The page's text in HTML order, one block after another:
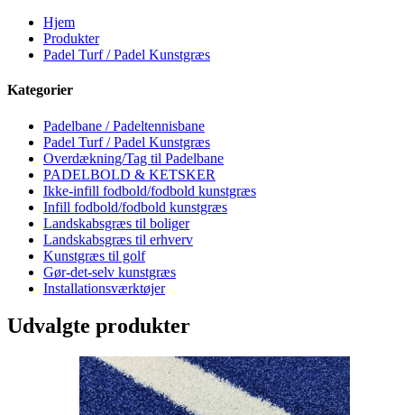
Hjem
Produkter
Padel Turf / Padel Kunstgræs
Kategorier
Padelbane / Padeltennisbane
Padel Turf / Padel Kunstgræs
Overdækning/Tag til Padelbane
PADELBOLD & KETSKER
Ikke-infill fodbold/fodbold kunstgræs
Infill fodbold/fodbold kunstgræs
Landskabsgræs til boliger
Landskabsgræs til erhverv
Kunstgræs til golf
Gør-det-selv kunstgræs
Installationsværktøjer
Udvalgte produkter